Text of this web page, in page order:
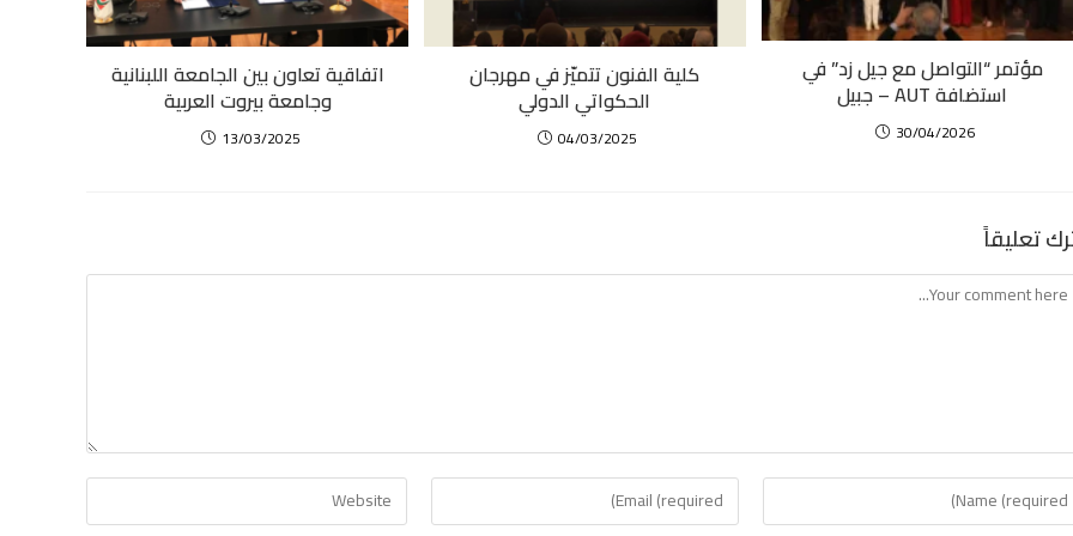
اتفاقية تعاون بين الجامعة اللبنانية
وجامعة بيروت العربية
13/03/2025
كلية الفنون تتميّز في مهرجان
الحكواتي الدولي
04/03/2025
مؤتمر “التواصل مع جيل زد” في
استضافة AUT – جبيل
30/04/2026
تعليقاً